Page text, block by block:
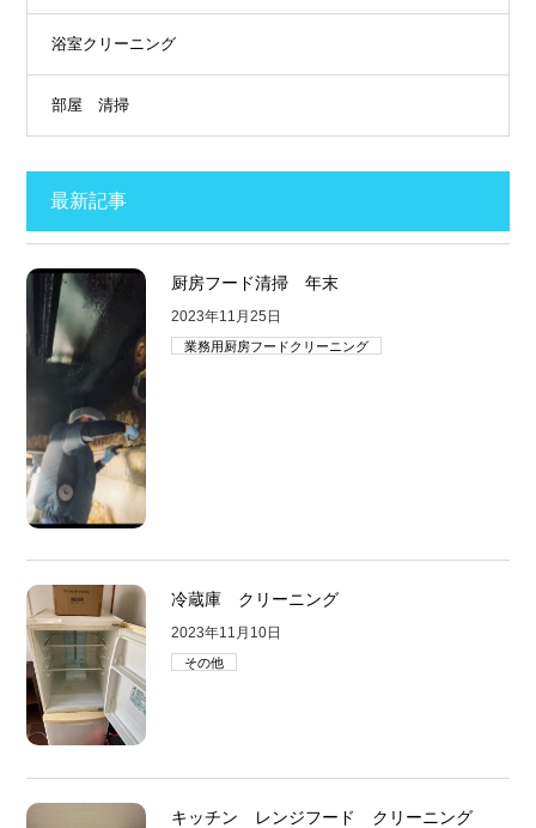
浴室クリーニング
部屋 清掃
最新記事
厨房フード清掃 年末
2023年11月25日
業務用厨房フードクリーニング
冷蔵庫 クリーニング
2023年11月10日
その他
キッチン レンジフード クリーニング